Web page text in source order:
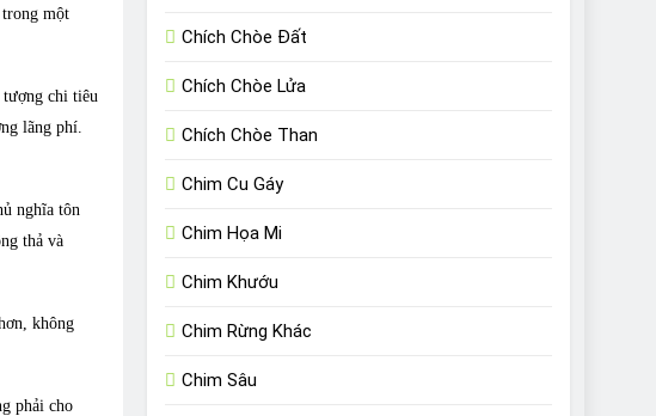
một
tượng chi tiêu
lãng phí.
nghĩa tôn
thả và
không
phải cho
Chích Chòe Đất
Chích Chòe Lửa
Chích Chòe Than
Chim Cu Gáy
Chim Họa Mi
Chim Khướu
Chim Rừng Khác
Chim Sâu